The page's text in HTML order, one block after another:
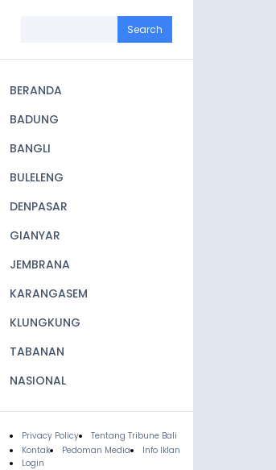
navigation
BERANDA
BADUNG
BANGLI
BULELENG
DENPASAR
GIANYAR
JEMBRANA
KARANGASEM
KLUNGKUNG
TABANAN
NASIONAL
Footer
Privacy Policy
Tentang Tribune Bali
Kontak
Pedoman Media
Info Iklan
Login